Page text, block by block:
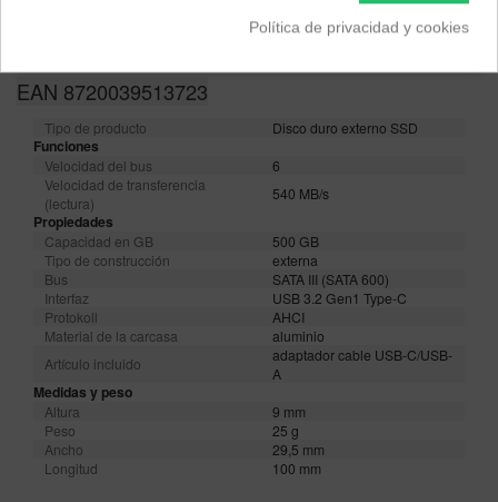
EAN 8720039513723
Tipo de producto Disco duro externo SSD
Funciones
Velocidad del bus
6
Velocidad de transferencia
(lectura)
540 MB/s
Propiedades
Capacidad en GB
500 GB
Tipo de construcción
externa
Bus
SATA III (SATA 600)
Interfaz
USB 3.2 Gen1 Type-C
Protokoll
AHCI
Material de la carcasa
aluminio
Artículo incluido
adaptador cable USB-C/USB-
A
Medidas y peso
Altura
9 mm
Peso
25 g
Ancho
29,5 mm
Longitud
100 mm
Política de privacidad y cookies